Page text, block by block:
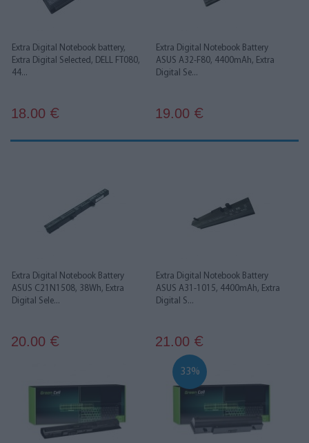
Extra Digital Notebook battery,
Extra Digital Selected, DELL FT080,
44...
18.00 €
Extra Digital Notebook Battery
ASUS A32-F80, 4400mAh, Extra
Digital Se...
19.00 €
Extra Digital Notebook Battery
ASUS C21N1508, 38Wh, Extra
Digital Sele...
20.00 €
Extra Digital Notebook Battery
ASUS A31-1015, 4400mAh, Extra
Digital S...
21.00 €
33%